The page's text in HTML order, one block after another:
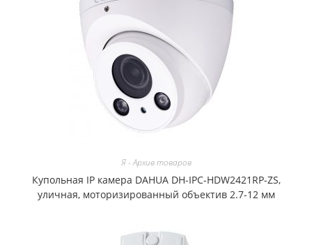
Я - Архив товаров
Купольная IP камера DAHUA DH-IPC-HDW2421RP-ZS,
уличная, моторизированный объектив 2.7-12 мм